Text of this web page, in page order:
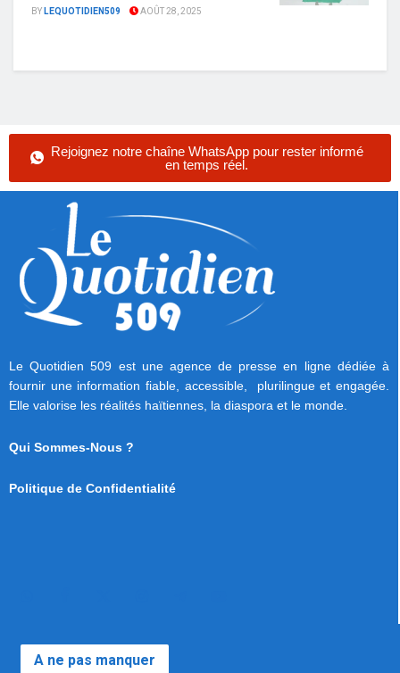
BYLEQUOTIDIEN509 AOÛT 28, 2025
Rejoignez notre chaîne WhatsApp pour rester informé
en temps réel.
Le Quotidien 509 est une agence de presse en ligne dédiée à
fournir une information fiable, accessible, plurilingue et engagée.
Elle valorise les réalités haïtiennes, la diaspora et le monde.
Qui Sommes-Nous ?
Politique de Confidentialité
A ne pas manquer